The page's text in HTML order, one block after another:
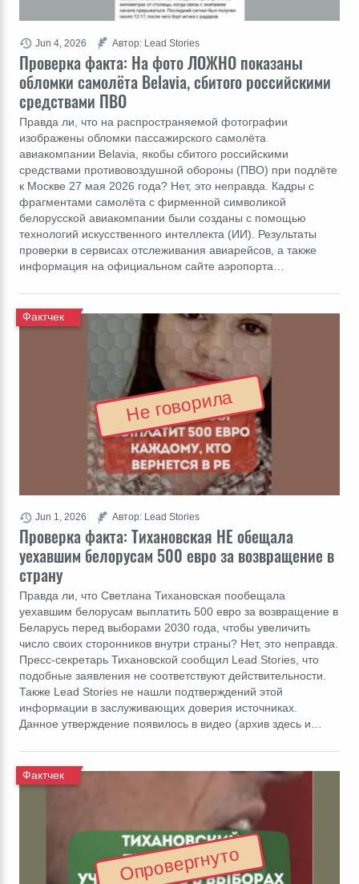
Проверка факта: На фото ЛОЖНО показаны
обломки самолёта Belavia, сбитого российскими
средствами ПВО
Правда ли, что на распространяемой фотографии
изображены обломки пассажирского самолёта
авиакомпании Belavia, якобы сбитого российскими
средствами противовоздушной обороны (ПВО) при подлёте
к Москве 27 мая 2026 года? Нет, это неправда. Кадры с
фрагментами самолёта с фирменной символикой
белорусской авиакомпании были созданы с помощью
технологий искусственного интеллекта (ИИ). Результаты
проверки в сервисах отслеживания авиарейсов, а также
информация на официальном сайте аэропорта…
Jun 4, 2026 Автор: Lead Stories
Проверка факта: Тихановская НЕ обещала
уехавшим белорусам 500 евро за возвращение в
страну
Фактчек
Правда ли, что Светлана Тихановская пообещала
уехавшим белорусам выплатить 500 евро за возвращение в
Беларусь перед выборами 2030 года, чтобы увеличить
число своих сторонников внутри страны? Нет, это неправда.
Пресс-секретарь Тихановской сообщил Lead Stories, что
подобные заявления не соответствуют действительности.
Также Lead Stories не нашли подтверждений этой
информации в заслуживающих доверия источниках.
Данное утверждение появилось в видео (архив здесь и…
Jun 1, 2026 Автор: Lead Stories
Не говорила
Фактчек
Опровергнуто